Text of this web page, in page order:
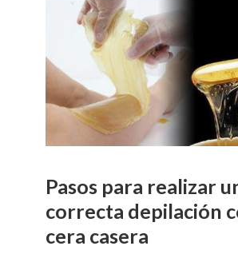
Pasos para realizar
correcta depilación
cera casera